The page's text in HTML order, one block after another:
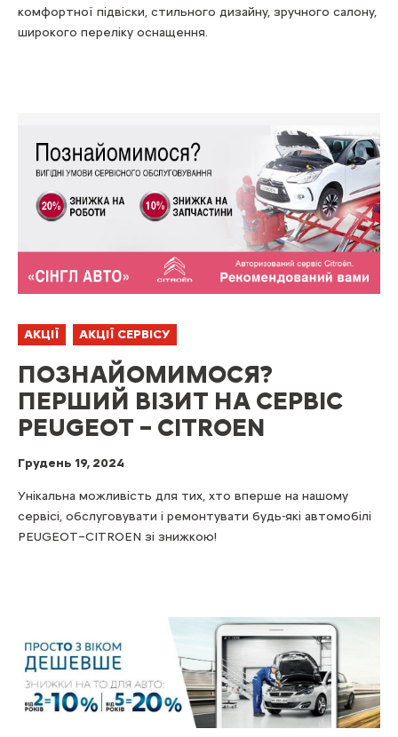
комфортної підвіски, стильного дизайну, зручного салону,
широкого переліку оснащення.
АКЦІЇ АКЦІЇ СЕРВІСУ
ПОЗНАЙОМИМОСЯ?
ПЕРШИЙ ВІЗИТ НА СЕРВІС
PEUGEOT – CITROEN
Грудень 19, 2024
Унікальна можливість для тих, хто вперше на нашому
сервісі, обслуговувати і ремонтувати будь-які автомобілі
PEUGEOT–СITROEN зі знижкою!